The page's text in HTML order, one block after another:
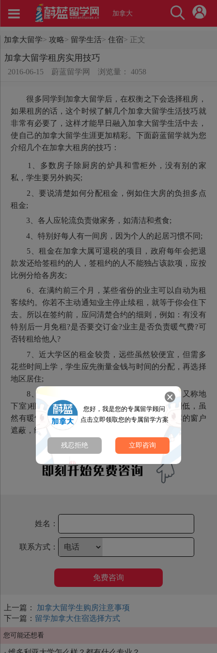
加拿大
加拿大留学> 攻略> 留学生活> 住宿> 正文
加拿大留学租房实用技巧
2016-06-15 蔚蓝留学网 浏览量： 4058
很多同学到加拿大留学后，在权衡之下会选择租房，
如果租房的话，这个时候了解几个加拿大留学生活技巧就
非常有必要了，这样才能早日融入加拿大留学生活中去，
使自己的加拿大留学生涯更加精彩。下面蔚蓝留学就为您
介绍几个在加拿大租房的技巧：
1、多数房子除厨房的炉具和雪柜外，没有别的家
私，学生要另外购买;
2、要说清楚如何分配租金，例如住大房的负担多点
租金;
3、各人应轮流负责做家务，如清洁和煮食;
4、特别好每人有一间房，因为个人的起居习惯不同;
5、租金在加拿大属可退税的项目，政府每年会把退
款发还给签租约的人，签租约的人不能独占该款项，应按
比例分给各房友;
6、在满约前三个月，某些省份的业主可以自动为租
客续约。你若不主动通知业主停止续租，就等于你会住下
去。所以在签约前，应问清楚合约的细则，例如：有没有
特别后一月免租?是否要交订金?业主是否负责暖气费?可
否转租给他人?
7、近大学区的租金较贵，远些虽然较便宜，但需多
花些时间上学，学生应先衡量金钱与时间的分配，再选择
地区居住;
8、在大厦的各单位中，以“土库”(Basement，又称地
下室)租金特别便宜，但土库处于地下，温度特别低，虽
然有暖气供应，仍觉得冷。在下雪时，积雪把土库的窗户
遮蔽，终日昏昏暗暗的，令人很不自在。
姓名：
联系方式：
免费咨询
上一篇：
加拿大留学生购房注意事项
下一篇： 留学加拿大住宿选择方式
您可能还想看
您好，我是您的专属留学顾问
点击立即领取您的专属留学方案
残忍拒绝 立即咨询